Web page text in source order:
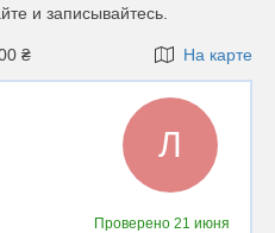
и записывайтесь.
₴ На карте
Л
Проверено 21 июня